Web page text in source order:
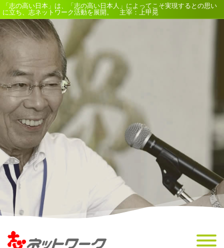
「志の高い日本」は、「志の高い日本人」によってこそ実現するとの思い
に立ち、志ネットワーク活動を展開。 主宰：上甲晃